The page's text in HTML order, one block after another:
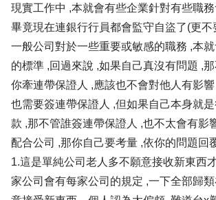
現實工作中 ,本就會有些企業針對有些職
畢竟現在連銀行行員都會監守自盜了(更不
一般公司對於一些重要或敏感的職務 ,本
的標準 ,回過來說 ,如果自己真沒有問題 ,
你牽連帶保證人 ,應該也不會對他人有影
也需要簽連帶保證人 ,但如果自己本身就
款 ,那不管誰簽連帶保證人 ,也不太會有影
配合公司 ,那你自己要考量 ,依你的問題回
1.這是單純公司老人多不願意接收新東西
家公司會有每家公司的規定 ,一下全部歸